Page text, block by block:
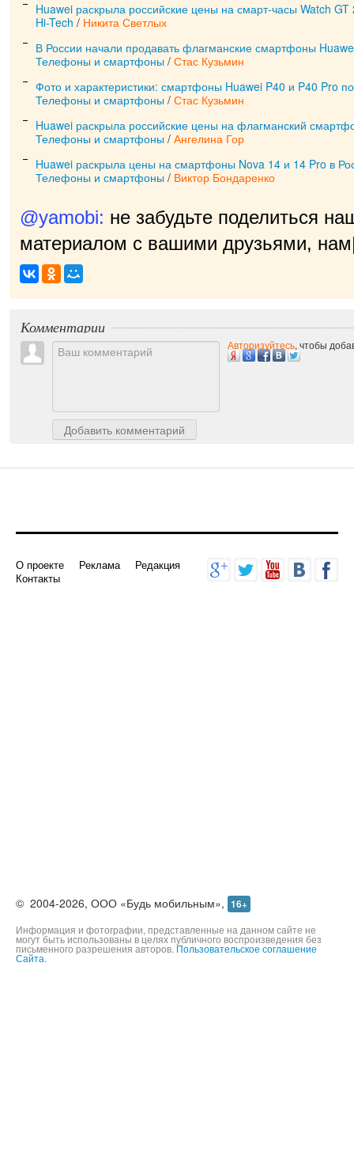
Huawei раскрыла российские цены на смарт-часы Watch GT
Hi-Tech / Никита Светлых
В России начали продавать флагманские смартфоны
Телефоны и смартфоны / Стас Кузьмин
Фото и характеристики: смартфоны Huawei P40 и P40 Pro
Телефоны и смартфоны / Стас Кузьмин
Huawei раскрыла российские цены на флагманский
Телефоны и смартфоны / Ангелина Гор
Huawei раскрыла цены на смартфоны Nova 14 и 14 Pro в
Телефоны и смартфоны / Виктор Бондаренко
@yamobi: не забудьте поделиться
материалом с вашими друзьями, нам
прия|
Комментарии
©2004-2026,ООО «Будь мобильным», 16+
Информация и фотографии, представленные на данном сайте не
могут быть использованы в целях публичного воспроизведения без